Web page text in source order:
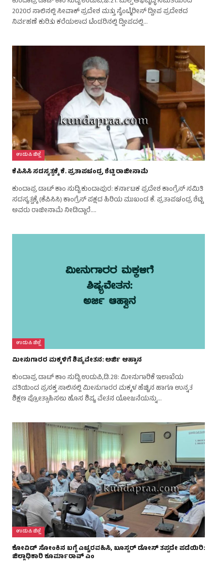
2020ರ ಸಾಲಿನಲ್ಲಿ ಸೀವಾಕ್ ಪ್ರದೇಶ ಮತ್ತು ಸೈಂಟ್ಮೆರೀಸ್ ದ್ವೀಪ ಪ್ರದೇಶದ
ನಿರ್ವಹಣೆ ಕುರಿತು ಕರೆಯಲಾದ ಟೆಂಡರಿನಲ್ಲಿ ದ್ವೀಪದಲ್ಲಿ…
ಉಡುಪಿ ಜಿಲ್ಲೆ
ಕೆಪಿಸಿಸಿ ಸದಸ್ಯತ್ವಕ್ಕೆ ಕೆ. ಪ್ರತಾಪಚಂದ್ರ ಶೆಟ್ಟಿ ರಾಜೀನಾಮೆ
ಕುಂದಾಪ್ರ ಡಾಟ್ ಕಾಂ ಸುದ್ದಿ.ಕುಂದಾಪುರ: ಕರ್ನಾಟಕ ಪ್ರದೇಶ ಕಾಂಗ್ರೆಸ್ ಸಮಿತಿ
ಸದಸ್ಯತ್ವಕ್ಕೆ (ಕೆಪಿಸಿಸಿ) ಕಾಂಗ್ರೆಸ್ ಪಕ್ಷದ ಹಿರಿಯ ಮುಖಂಡ ಕೆ. ಪ್ರತಾಪಚಂದ್ರ ಶೆಟ್ಟಿ
ಅವರು ರಾಜೀನಾಮೆ ನೀಡಿದ್ದಾರೆ.…
ಉಡುಪಿ ಜಿಲ್ಲೆ
ಮೀನುಗಾರರ ಮಕ್ಕಳಿಗೆ ಶಿಷ್ಯವೇತನ: ಅರ್ಜಿ ಆಹ್ವಾನ
ಕುಂದಾಪ್ರ ಡಾಟ್ ಕಾಂ ಸುದ್ದಿ.ಉಡುಪಿ,ಡಿ.28: ಮೀನುಗಾರಿಕೆ ಇಲಾಖೆಯ
ವತಿಯಿಂದ ಪ್ರಸಕ್ತ ಸಾಲಿನಲ್ಲಿ ಮೀನುಗಾರರ ಮಕ್ಕಳ ಹೆಚ್ಚಿನ ಹಾಗೂ ಉನ್ನತ
ಶಿಕ್ಷಣ ಪ್ರೋತ್ಸಾಹಿಸಲು ಹೊಸ ಶಿಷ್ಯ ವೇತನ ಯೋಜನೆಯನ್ನು…
ಉಡುಪಿ ಜಿಲ್ಲೆ
ಕೋವಿಡ್ ಸೋಂಕಿನ ಬಗ್ಗೆ ಎಚ್ಚರವಹಿಸಿ, ಬೂಸ್ಟರ್ ಡೋಸ್ ತಪ್ಪದೇ ಪಡೆಯಿರಿ:
ಜಿಲ್ಲಾಧಿಕಾರಿ ಕೂರ್ಮಾರಾವ್ ಎಂ